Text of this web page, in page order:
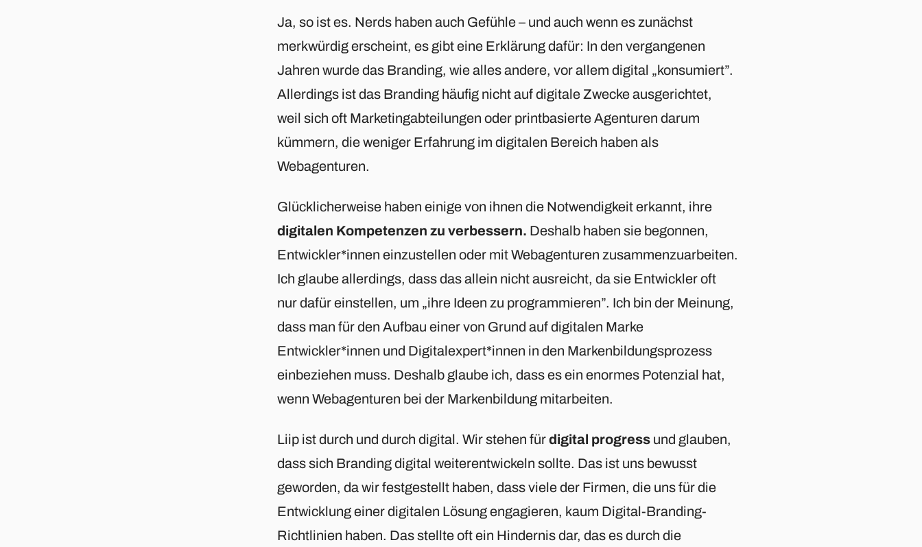
Ja, so ist es. Nerds haben auch Gefühle – und auch wenn es zunächst
merkwürdig erscheint, es gibt eine Erklärung dafür: In den vergangenen
Jahren wurde das Branding, wie alles andere, vor allem digital „konsumiert”.
Allerdings ist das Branding häufig nicht auf digitale Zwecke ausgerichtet,
weil sich oft Marketingabteilungen oder printbasierte Agenturen darum
kümmern, die weniger Erfahrung im digitalen Bereich haben als
Webagenturen.
Glücklicherweise haben einige von ihnen die Notwendigkeit erkannt, ihre
digitalen Kompetenzen zu verbessern. Deshalb haben sie begonnen,
Entwickler*innen einzustellen oder mit Webagenturen zusammenzuarbeiten.
Ich glaube allerdings, dass das allein nicht ausreicht, da sie Entwickler oft
nur dafür einstellen, um „ihre Ideen zu programmieren”. Ich bin der Meinung,
dass man für den Aufbau einer von Grund auf digitalen Marke
Entwickler*innen und Digitalexpert*innen in den Markenbildungsprozess
einbeziehen muss. Deshalb glaube ich, dass es ein enormes Potenzial hat,
wenn Webagenturen bei der Markenbildung mitarbeiten.
Liip ist durch und durch digital. Wir stehen fürdigital progress und glauben,
dass sich Branding digital weiterentwickeln sollte. Das ist uns bewusst
geworden, da wir festgestellt haben, dass viele der Firmen, die uns für die
Entwicklung einer digitalen Lösung engagieren, kaum Digital-Branding-
Richtlinien haben. Das stellte oft ein Hindernis dar, das es durch die